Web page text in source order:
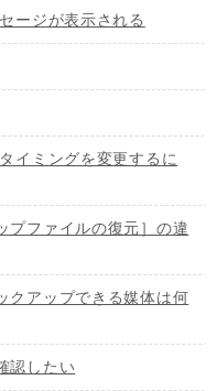
ージが表示される
イミングを変更するに
プファイルの復元］の違
クアップできる媒体は何
認したい